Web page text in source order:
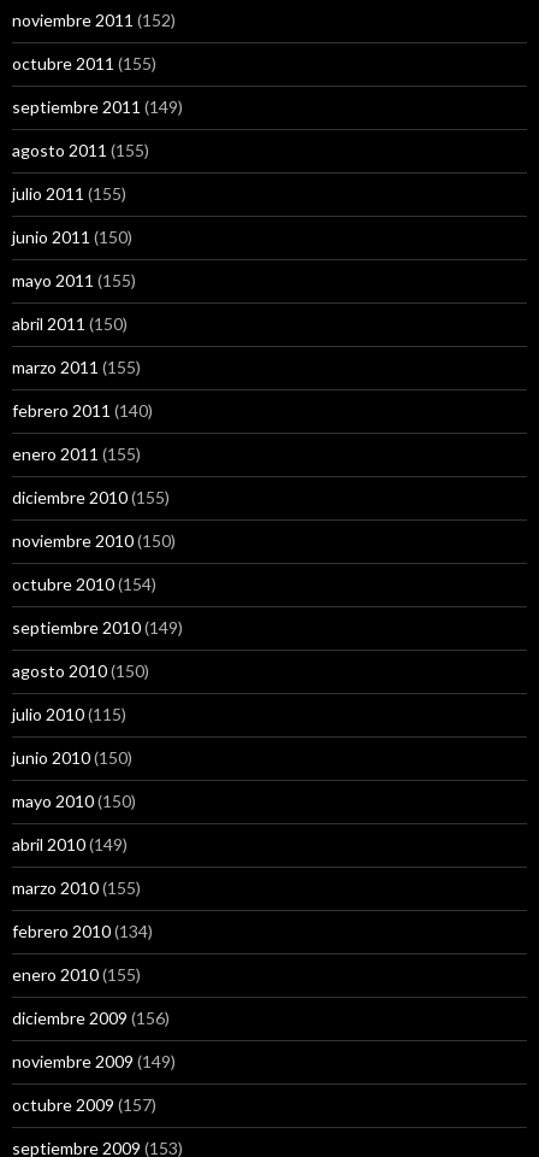
noviembre 2011 (152)
octubre 2011 (155)
septiembre 2011 (149)
agosto 2011 (155)
julio 2011 (155)
junio 2011 (150)
mayo 2011 (155)
abril 2011 (150)
marzo 2011 (155)
febrero 2011 (140)
enero 2011 (155)
diciembre 2010(155)
noviembre 2010(150)
octubre 2010(154)
septiembre 2010(149)
agosto 2010(150)
julio 2010(115)
junio 2010(150)
mayo 2010(150)
abril 2010(149)
marzo 2010(155)
febrero 2010(134)
enero 2010(155)
diciembre 2009 (156)
noviembre 2009 (149)
octubre 2009 (157)
septiembre 2009 (153)